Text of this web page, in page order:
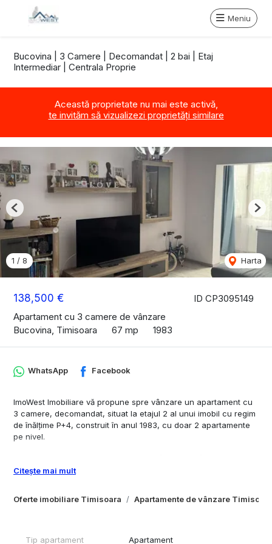
Meniu
Bucovina | 3 Camere | Decomandat | 2 bai | Etaj
Intermediar | Centrala Proprie
Această proprietate nu mai este activă,
te invităm să vizualizezi proprietăți similare
ID CP3095149
138,500 €
Apartament cu 3 camere de vânzare
Bucovina, Timisoara
67 mp 1983
1 / 8 Harta
Previous
Oferte imobiliare Timisoara Apartamente de vânzare Timisoara
WhatsApp Facebook
ImoWest Imobiliare vă propune spre vânzare un apartament cu
3 camere, decomandat, situat la etajul 2 al unui imobil cu regim
de înălțime P+4, construit în anul 1983, cu doar 2 apartamente
pe nivel.
ideală atât pentru locuit, cât și pentru investiție, având acces
Detalii proprietate:
✔ 2 băi
Citește mai mult
Tip apartament Apartament